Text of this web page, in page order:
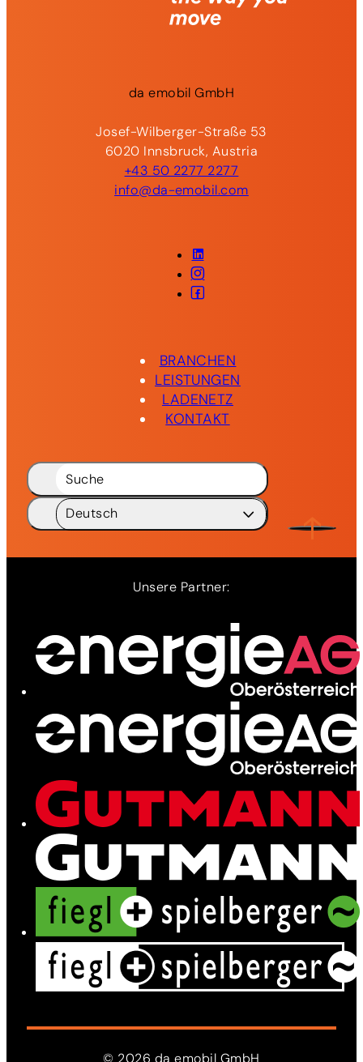
News
Kontakt
daemobilGmbH
Josef-Wilberger-Straße 53
6020 Innsbruck, Austria
+43 50 2277 2277
info@da-emobil.com
LinkedIn
Instagram
Facebook
BRANCHEN
LEISTUNGEN
LADENETZ
KONTAKT
Suche
Deutsch
Unsere Partner: